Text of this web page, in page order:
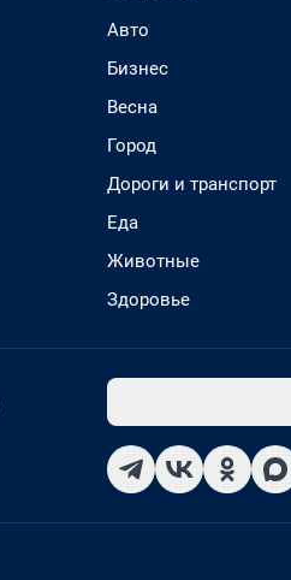
Авто
Бизнес
Весна
Город
Дороги и транспорт
Еда
Животные
Здоровье